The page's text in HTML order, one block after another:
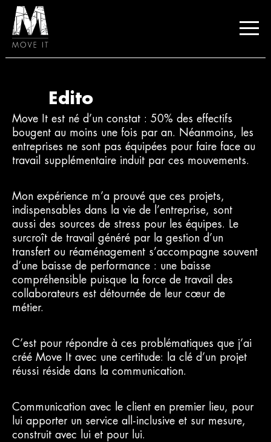
Edito
Move It est né d’un constat : 50% des effectifs
bougent au moins une fois par an. Néanmoins, les
entreprises ne sont pas équipées pour faire face au
travail supplémentaire induit par ces mouvements.
Mon expérience m’a prouvé que ces projets,
indispensables dans la vie de l’entreprise, sont
aussi des sources de stress pour les équipes. Le
surcroît de travail généré par la gestion d’un
transfert ou réaménagement s’accompagne souvent
d’une baisse de performance : une baisse
compréhensible puisque la force de travail des
collaborateurs est détournée de leur cœur de
métier.
C’est pour répondre à ces problématiques que j’ai
créé Move It avec une certitude: la clé d’un projet
réussi réside dans la communication.
Communication avec le client en premier lieu, pour
lui apporter un service all-inclusive et sur mesure,
construit avec lui et pour lui.